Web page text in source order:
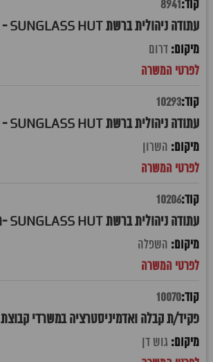
8941
עתודה ניהולית ברשת SUNGLASS HUT - באר שבע
דרום
10293
עתודה ניהולית ברשת SUNGLASS HUT - כפר סבא
השרון
10206
עתודה ניהולית ברשת SUNGLASS HUT -רחובות
השפלה
10070
פקיד/ת קבלה ואדמיניסטרציה במשרדי קבוצת FOX
גוש דן